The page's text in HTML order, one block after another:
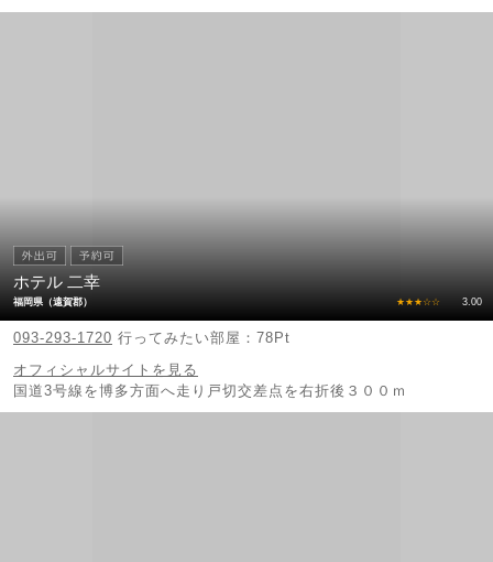
ホテル 二幸
福岡県（遠賀郡） ★★★☆☆ 3.00
093-293-1720 行ってみたい部屋：78Pt
オフィシャルサイトを見る
国道3号線を博多方面へ走り戸切交差点を右折後３００ｍ